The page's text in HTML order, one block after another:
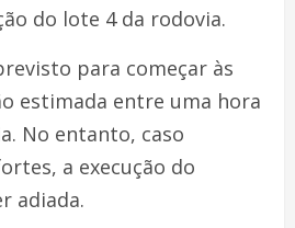
do lote 4 da rodovia.
para começar às
estimada entre uma hora
No entanto, caso
a execução do
adiada.